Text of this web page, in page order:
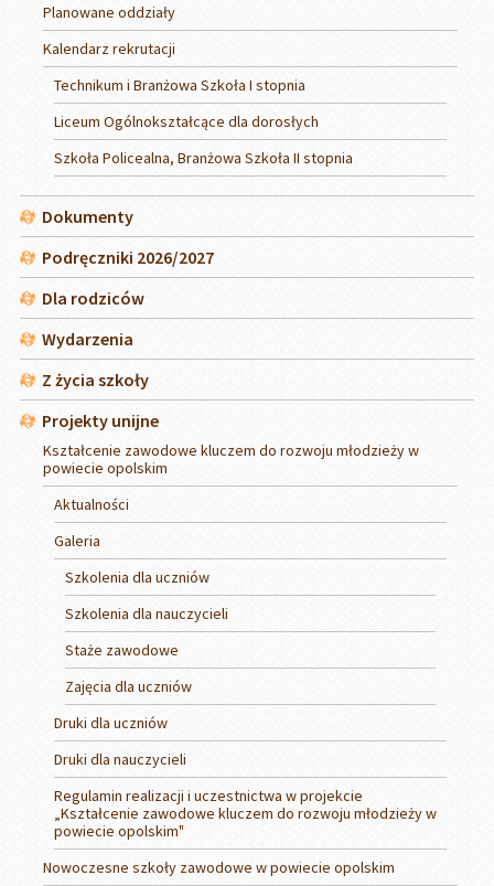
Planowane oddziały
Kalendarz rekrutacji
Technikum i Branżowa Szkoła I stopnia
Liceum Ogólnokształcące dla dorosłych
Szkoła Policealna, Branżowa Szkoła II stopnia
Dokumenty
Podręczniki 2026/2027
Dla rodziców
Wydarzenia
Z życia szkoły
Projekty unijne
Kształcenie zawodowe kluczem do rozwoju młodzieży w
powiecie opolskim
Aktualności
Galeria
Szkolenia dla uczniów
Szkolenia dla nauczycieli
Staże zawodowe
Zajęcia dla uczniów
Druki dla uczniów
Druki dla nauczycieli
Regulamin realizacji i uczestnictwa w projekcie
„Kształcenie zawodowe kluczem do rozwoju młodzieży w
powiecie opolskim"
Nowoczesne szkoły zawodowe w powiecie opolskim